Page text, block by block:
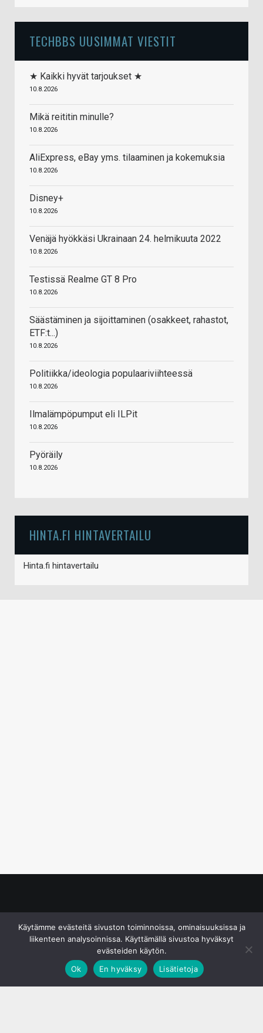
TECHBBS UUSIMMAT VIESTIT
★ Kaikki hyvät tarjoukset ★
10.8.2026
Mikä reititin minulle?
10.8.2026
AliExpress, eBay yms. tilaaminen ja kokemuksia
10.8.2026
Disney+
10.8.2026
Venäjä hyökkäsi Ukrainaan 24. helmikuuta 2022
10.8.2026
Testissä Realme GT 8 Pro
10.8.2026
Säästäminen ja sijoittaminen (osakkeet, rahastot,
ETF:t...)
10.8.2026
Politiikka/ideologia populaariviihteessä
10.8.2026
Ilmalämpöpumput eli ILPit
10.8.2026
Pyöräily
10.8.2026
HINTA.FI HINTAVERTAILU
Hinta.fi hintavertailu
Käytämme evästeitä sivuston toiminnoissa, ominaisuuksissa ja
liikenteen analysoinnissa. Käyttämällä sivustoa hyväksyt
evästeiden käytön.
Ok
En hyväksy Lisätietoja